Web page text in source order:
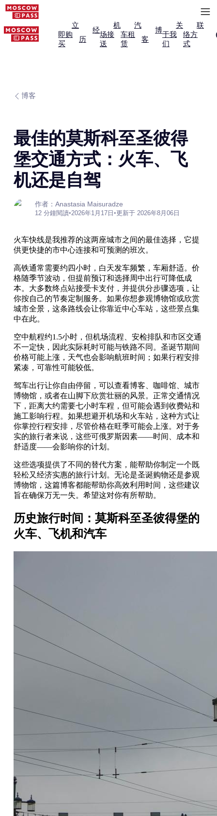
立
即购
买
经
历
机
场接
送
汽
车租
赁
博
客
关
于我
们
联
络方
式
博客
最佳的莫斯科至圣彼得
堡交通方式：火车、飞
机还是自驾
作者：Anastasia Maisuradze
12 分鐘閱讀•2026年1月17日 •更新于 2026年8月06日
火车快线是我推荐的这两座城市之间的最佳选择，它提
供更快捷的市中心连接和可预测的班次。
高铁通常需要约四小时，白天发车频繁，车厢舒适。价
格随季节波动，但提前预订和选择周中出行可降低成
本。大多数终点站接受卡支付，并提供分步骤选项，让
你按自己的节奏定制服务。如果你想参观博物馆或欣赏
城市全景，这条路线会让你靠近中心车站，这些景点集
中在此。
空中航程约1.5小时，但机场流程、安检排队和市区交通
不一定快，因此实际耗时可能与铁路不同。圣诞节期间
价格可能上涨，天气也会影响航班时间；如果行程安排
紧凑，可靠性可能较低。
驾车出行让你自由停留，可以查看博客、咖啡馆、城市
博物馆，或者在山脚下欣赏壮丽的风景。正常交通情况
下，距离大约需要七小时车程，但可能会遇到收费站和
施工影响行程。如果想避开机场和火车站，这种方式让
你掌控行程安排，尽管价格在旺季可能会上涨。对于务
实的旅行者来说，这些可俄罗斯因素——时间、成本和
舒适度——会影响你的计划。
这些选项提供了不同的替代方案，能帮助你制定一个既
轻松又经济实惠的旅行计划。无论是圣诞购物还是参观
博物馆，这篇博客都能帮助你高效利用时间，这些建议
旨在确保万无一失。希望这对你有所帮助。
历史旅行时间：莫斯科至圣彼得堡的
火车、飞机和汽车